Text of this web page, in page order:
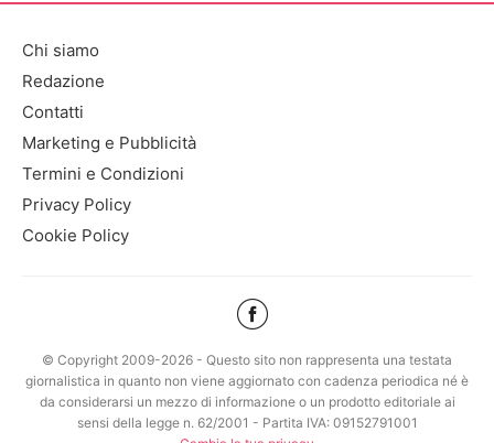
Chi siamo
Redazione
Contatti
Marketing e Pubblicità
Termini e Condizioni
Privacy Policy
Cookie Policy
© Copyright 2009-2026 - Questo sito non rappresenta una testata
giornalistica in quanto non viene aggiornato con cadenza periodica né è
da considerarsi un mezzo di informazione o un prodotto editoriale ai
sensi della legge n. 62/2001 - Partita IVA: 09152791001